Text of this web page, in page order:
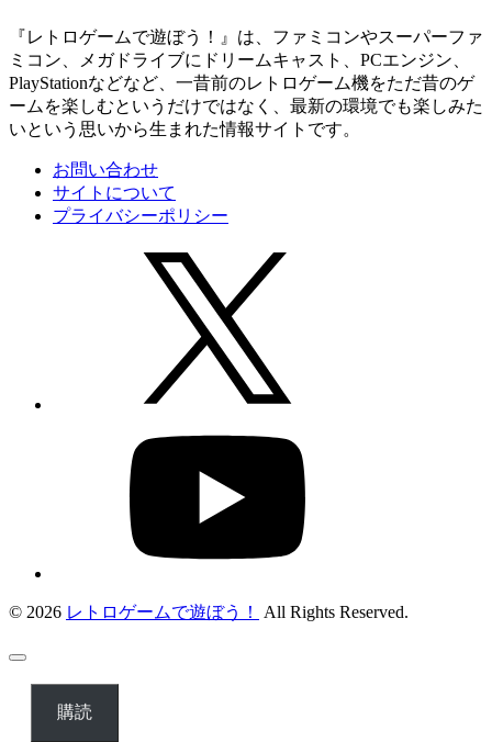
『レトロゲームで遊ぼう！』は、ファミコンやスーパーファ
ミコン、メガドライブにドリームキャスト、PCエンジン、
PlayStationなどなど、一昔前のレトロゲーム機をただ昔のゲ
ームを楽しむというだけではなく、最新の環境でも楽しみた
いという思いから生まれた情報サイトです。
お問い合わせ
サイトについて
プライバシーポリシー
© 2026 レトロゲームで遊ぼう！ All Rights Reserved.
購読